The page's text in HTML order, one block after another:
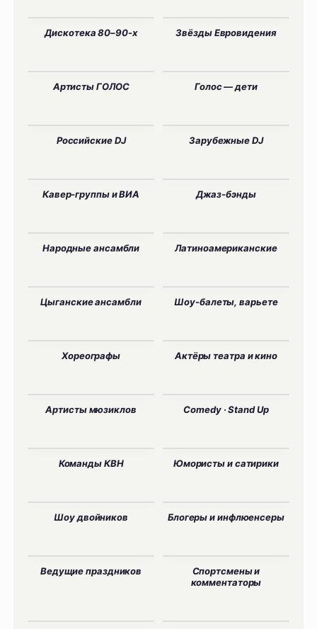
Дискотека 80–90-х Звёзды Евровидения
Артисты ГОЛОС Голос — дети
Российские DJ Зарубежные DJ
Кавер-группы и ВИА Джаз-бэнды
Народные ансамбли Латиноамериканские
Цыганские ансамбли Шоу-балеты, варьете
Хореографы Актёры театра и кино
Артисты мюзиклов Comedy · Stand Up
Команды КВН Юмористы и сатирики
Шоу двойников Блогеры и инфлюенсеры
Ведущие праздников
Спортсмены и
комментаторы